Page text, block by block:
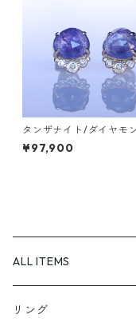
タンザナイト/ダイヤモン
0ピアス TEPI（ﾃﾋﾟ）
4】
¥97,900
ALL ITEMS
リング